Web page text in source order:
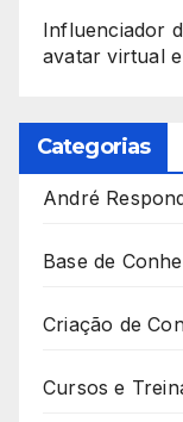
Influenciador
avatar virtual
Categorias
André
Base de
Criação de
Cursos e